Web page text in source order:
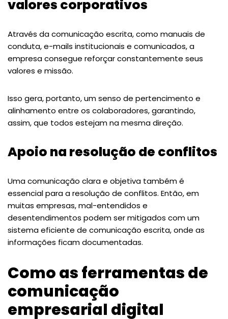
valores corporativos
Através da comunicação escrita, como manuais de
conduta, e-mails institucionais e comunicados, a
empresa consegue reforçar constantemente seus
valores e missão.
Isso gera, portanto, um senso de pertencimento e
alinhamento entre os colaboradores, garantindo,
assim, que todos estejam na mesma direção.
Apoio na resolução de conflitos
Uma comunicação clara e objetiva também é
essencial para a resolução de conflitos. Então, em
muitas empresas, mal-entendidos e
desentendimentos podem ser mitigados com um
sistema eficiente de comunicação escrita, onde as
informações ficam documentadas.
Como as ferramentas de
comunicação
empresarial digital